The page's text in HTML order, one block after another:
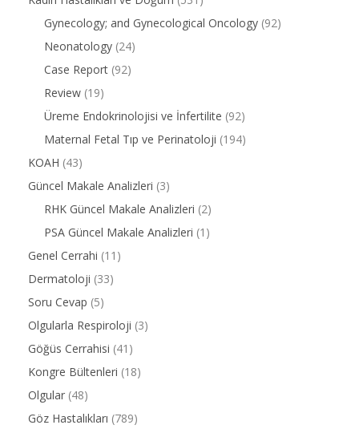
Gynecology; and Gynecological Oncology (92)
Neonatology (24)
Case Report (92)
Review (19)
Üreme Endokrinolojisi ve İnfertilite (92)
Maternal Fetal Tıp ve Perinatoloji (194)
KOAH (43)
Güncel Makale Analizleri (3)
RHK Güncel Makale Analizleri (2)
PSA Güncel Makale Analizleri (1)
Genel Cerrahi (11)
Dermatoloji (33)
Soru Cevap (5)
Olgularla Respiroloji (3)
Göğüs Cerrahisi (41)
Kongre Bültenleri (18)
Olgular (48)
Göz Hastalıkları (789)